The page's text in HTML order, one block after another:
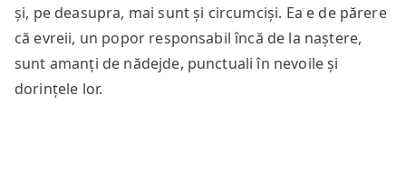
și, pe deasupra, mai sunt și circumciși. Ea e de părere
că evreii, un popor responsabil încă de la naștere,
sunt amanți de nădejde, punctuali în nevoile și
dorințele lor.